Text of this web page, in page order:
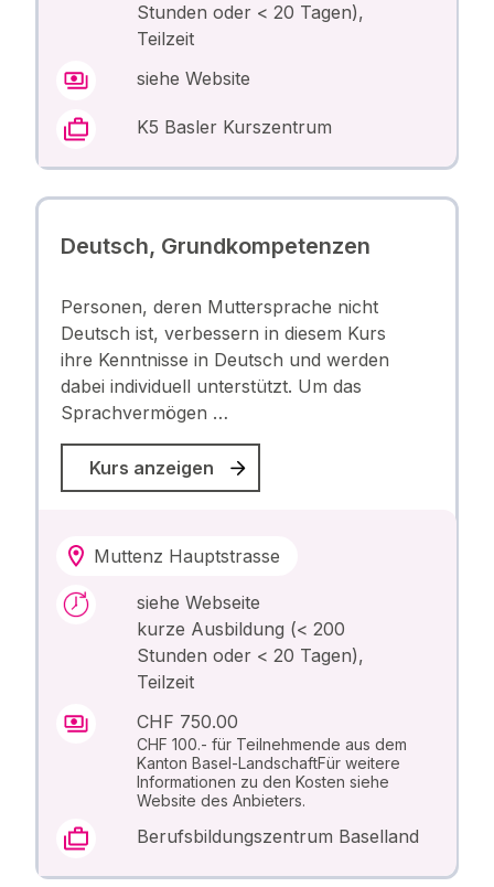
Stunden oder < 20 Tagen),
Teilzeit
siehe Website
K5 Basler Kurszentrum
Deutsch, Grundkompetenzen
Personen, deren Muttersprache nicht
Deutsch ist, verbessern in diesem Kurs
ihre Kenntnisse in Deutsch und werden
dabei individuell unterstützt. Um das
Sprachvermögen …
Kurs anzeigen
Muttenz Hauptstrasse
siehe Webseite
kurze Ausbildung (< 200
Stunden oder < 20 Tagen),
Teilzeit
CHF 750.00
CHF 100.- für Teilnehmende aus dem
Kanton Basel-LandschaftFür weitere
Informationen zu den Kosten siehe
Website des Anbieters.
Berufsbildungszentrum Baselland